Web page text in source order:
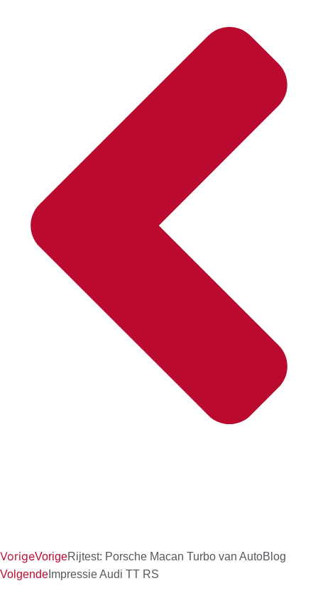
VorigeVorigeRijtest: Porsche Macan Turbo van AutoBlog
Volgende Impressie Audi TT RS